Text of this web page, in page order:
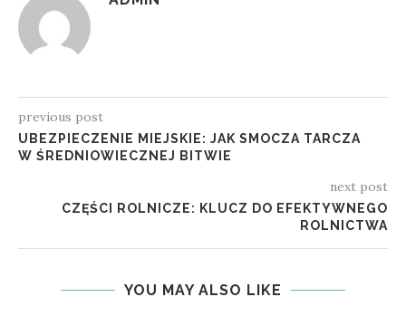
previous post
UBEZPIECZENIE MIEJSKIE: JAK SMOCZA TARCZA
W ŚREDNIOWIECZNEJ BITWIE
next post
CZĘŚCI ROLNICZE: KLUCZ DO EFEKTYWNEGO
ROLNICTWA
YOU MAY ALSO LIKE